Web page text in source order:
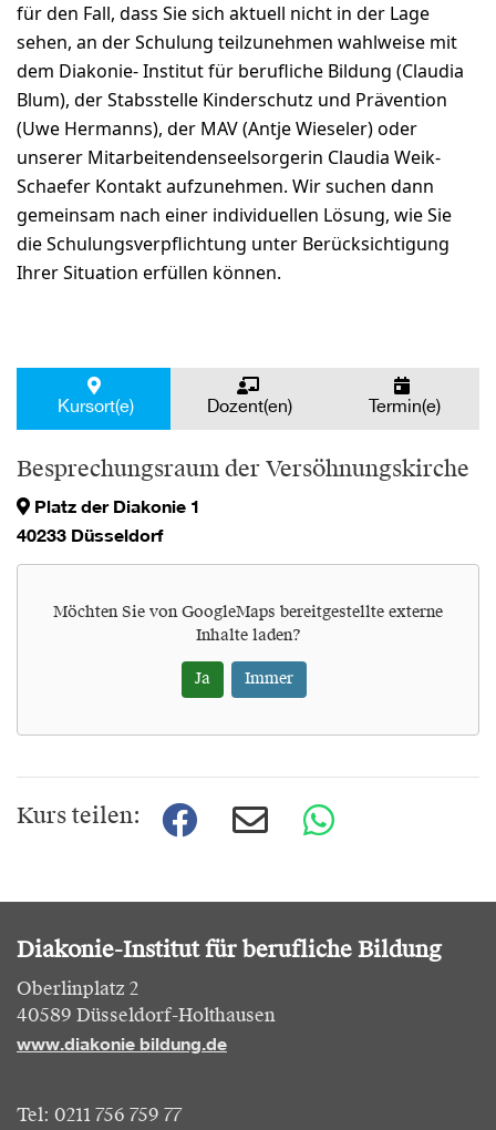
für den Fall, dass Sie sich aktuell nicht in der Lage
sehen, an der Schulung teilzunehmen wahlweise mit
dem Diakonie- Institut für berufliche Bildung (Claudia
Blum), der Stabsstelle Kinderschutz und Prävention
(Uwe Hermanns), der MAV (Antje Wieseler) oder
unserer Mitarbeitendenseelsorgerin Claudia Weik-
Schaefer Kontakt aufzunehmen. Wir suchen dann
gemeinsam nach einer individuellen Lösung, wie Sie
die Schulungsverpflichtung unter Berücksichtigung
Ihrer Situation erfüllen können.
Kursort(e) Dozent(en) Termin(e)
Besprechungsraum der Versöhnungskirche
Platz der Diakonie 1
40233 Düsseldorf
Möchten Sie von GoogleMaps bereitgestellte externe
Inhalte laden?
Ja Immer
Kurs teilen:
Diakonie-Institut für berufliche Bildung
Oberlinplatz 2
40589 Düsseldorf-Holthausen
www.diakonie bildung.de
Tel: 0211 756 759 77